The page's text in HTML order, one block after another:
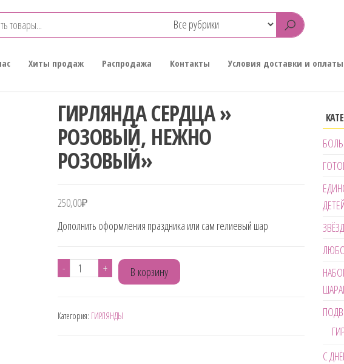
Хиты продаж Распродажа Контакты Условия доставки и оплаты
ГИРЛЯНДА СЕРДЦА »
РОЗОВЫЙ, НЕЖНО
РОЗОВЫЙ»
250,00₽
Дополнить оформления праздника или сам гелиевый шар
-
Количество
СЕРДЦА
+ В корзину
Категория: ГИРЛЯНДЫ
С